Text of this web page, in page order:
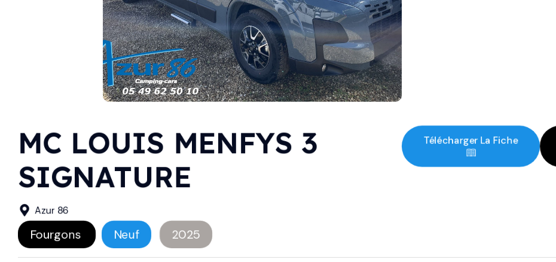
MC LOUIS MENFYS 3
SIGNATURE
Azur 86
Fourgons Neuf 2025
Télécharger La Fiche